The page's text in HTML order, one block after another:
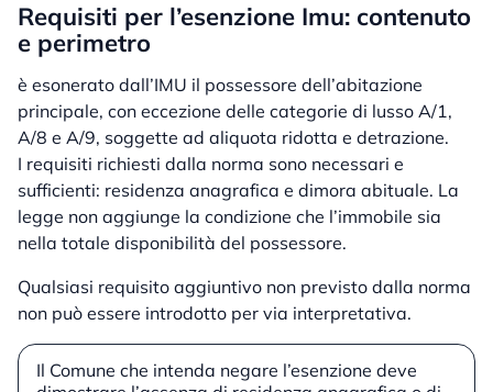
Requisiti per l’esenzione Imu: contenuto
e perimetro
è esonerato dall’IMU il possessore dell’abitazione
principale, con eccezione delle categorie di lusso A/1,
A/8 e A/9, soggette ad aliquota ridotta e detrazione.
I requisiti richiesti dalla norma sono necessari e
sufficienti: residenza anagrafica e dimora abituale. La
legge non aggiunge la condizione che l’immobile sia
nella totale disponibilità del possessore.
Qualsiasi requisito aggiuntivo non previsto dalla norma
non può essere introdotto per via interpretativa.
Il Comune che intenda negare l’esenzione deve